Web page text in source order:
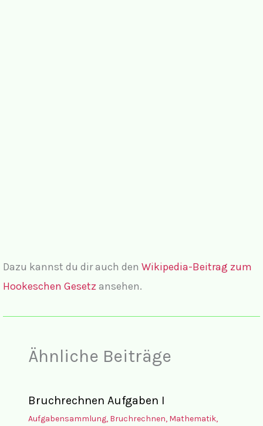
Dazu kannst du dir auch den Wikipedia-Beitrag zum
Hookeschen Gesetz ansehen.
Ähnliche Beiträge
Bruchrechnen Aufgaben I
Aufgabensammlung, Bruchrechnen, Mathematik,